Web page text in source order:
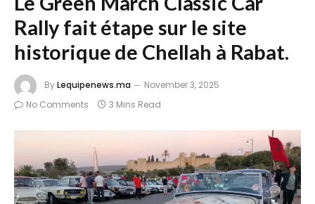
Rally fait étape sur le site
historique de Chellah à Rabat.
ByLequipenews.ma
November 3, 2025
No Comments
3 Mins Read